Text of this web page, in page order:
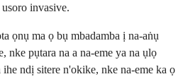
invasive.
ọnụ ma ọ bụ mbadamba ị na-aṅụ
nke pụtara na a na-eme ya na ụlọ
ndị sitere n'okike, nke na-eme ka ọ